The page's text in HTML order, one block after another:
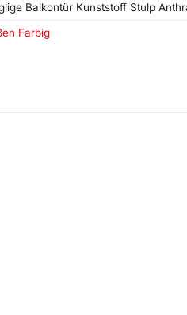
Balkontür Kunststoff Stulp
Farbig